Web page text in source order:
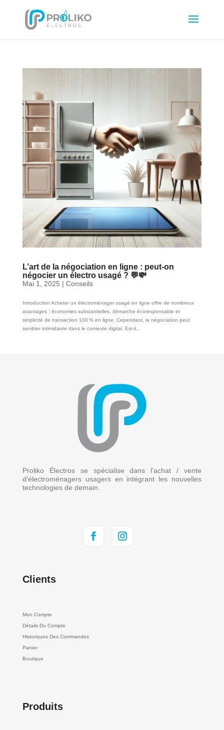
L’art de la négociation en ligne : peut-on
négocier un électro usagé ? 💬💸
Mai 1, 2025 | Conseils
Introduction Acheter un électroménager usagé en ligne offre de nombreux
avantages : économies substantielles, démarche écoresponsable et
simplicité de transaction 100 % en ligne. Cependant, la négociation peut
sembler intimidante dans le contexte digital. Est-il...
Proliko Électros se spécialise dans l’achat / vente
d’électroménagers usagers en intégrant les nouvelles
technologies de demain.
Clients
Mon Compte
Détails Du Compte
Historiques Des Commandes
Panier
Boutique
Produits